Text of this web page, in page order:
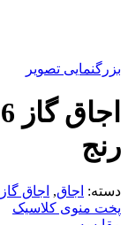
بزرگنمایی تصویر
رنج
دسته: اجاق, اجاق
پخت منوی کلاسیک